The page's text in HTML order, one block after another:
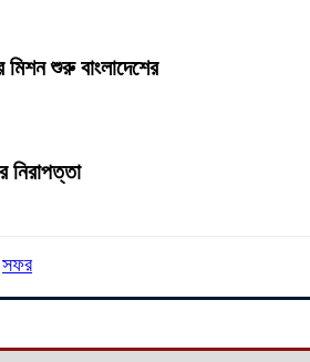
মিশন শুরু বাংলাদেশের
নিরাপত্তা
সফর